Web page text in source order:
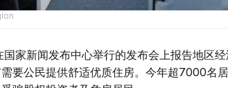
国家新闻发布中心举行的发布会上报告地区
要公民提供舒适优质住房。今年超7000名